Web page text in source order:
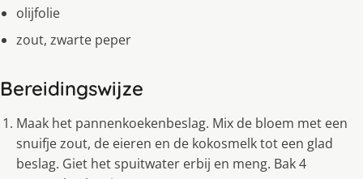
olijfolie
zout, zwarte peper
Bereidingswijze
Maak het pannenkoekenbeslag. Mix de bloem met een
snuifje zout, de eieren en de kokosmelk tot een glad
beslag. Giet het spuitwater erbij en meng. Bak 4